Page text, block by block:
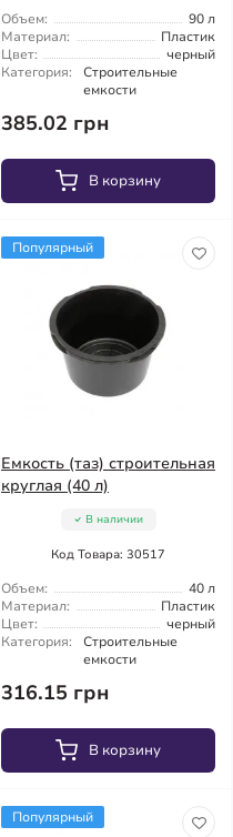
Объем:
90 л
Материал:
Пластик
Цвет:
черный
Категория:
Строительные
емкости
385.02 грн
В корзину
Популярный
Емкость (таз) строительная
круглая (40 л)
В наличии
Код Товара: 30517
Объем:
40 л
Материал:
Пластик
Цвет:
черный
Категория:
Строительные
емкости
316.15 грн
В корзину
Популярный